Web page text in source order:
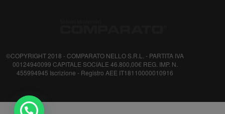
©COPYRIGHT 2018 - COMPARATO NELLO S.R.L. - PARTITA IVA
00124940099 CAPITALE SOCIALE 46.800,00€ REG. IMP. N.
455994945 Iscrizione - Registro AEE IT18110000010916